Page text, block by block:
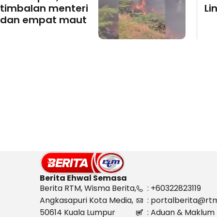
timbalan menteri
dan empat maut
Berita Ehwal Semasa
Berita RTM, Wisma Berita,
Angkasapuri Kota Media,
50614 Kuala Lumpur
: +60322823119
:
: Aduan &